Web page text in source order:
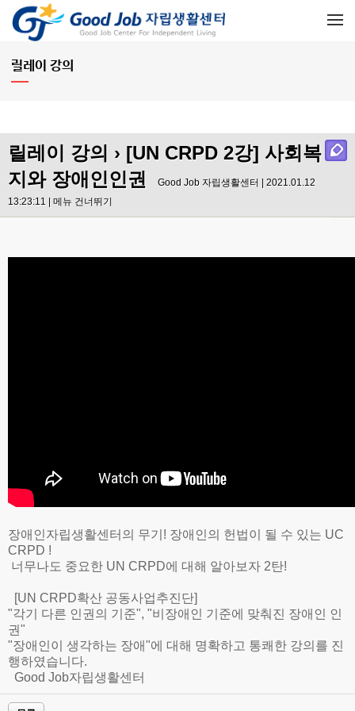
메뉴 건너뛰기
릴레이 강의
릴레이 강의 › [UN CRPD 2강] 사회복
지와 장애인인권
Good Job 자립생활센터 | 2021.01.12
13:23:11 | 메뉴 건너뛰기
장애인자립생활센터의 무기! 장애인의 헌법이 될 수 있는 UC
CRPD !
너무나도 중요한 UN CRPD에 대해 알아보자 2탄!
[UN CRPD확산 공동사업추진단]
"각기 다른 인권의 기준", "비장애인 기준에 맞춰진 장애인 인
권"
"장애인이 생각하는 장애"에 대해 명확하고 통쾌한 강의를 진
행하였습니다.
Good Job자립생활센터